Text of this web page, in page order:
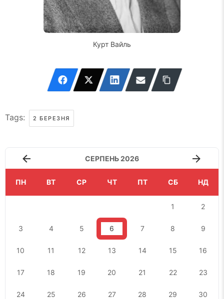
Курт Вайль
Tags: 2 БЕРЕЗНЯ
СЕРПЕНЬ 2026
ПН ВТ СР ЧТ ПТ СБ НД
1 2
3 4 5 6 7 8 9
10 11 12 13 14 15 16
17 18 19 20 21 22 23
24 25 26 27 28 29 30